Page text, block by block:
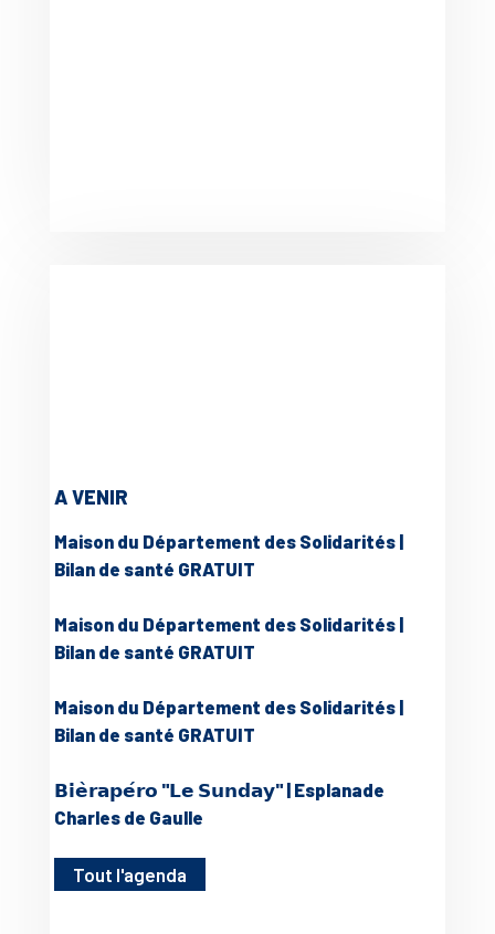
A VENIR
Maison du Département des Solidarités |
Bilan de santé GRATUIT
Maison du Département des Solidarités |
Bilan de santé GRATUIT
Maison du Département des Solidarités |
Bilan de santé GRATUIT
𝗕𝗶𝗲̀𝗿𝗮𝗽𝗲́𝗿𝗼 "𝗟𝗲 𝗦𝘂𝗻𝗱𝗮𝘆" | Esplanade
Charles de Gaulle
Tout l'agenda